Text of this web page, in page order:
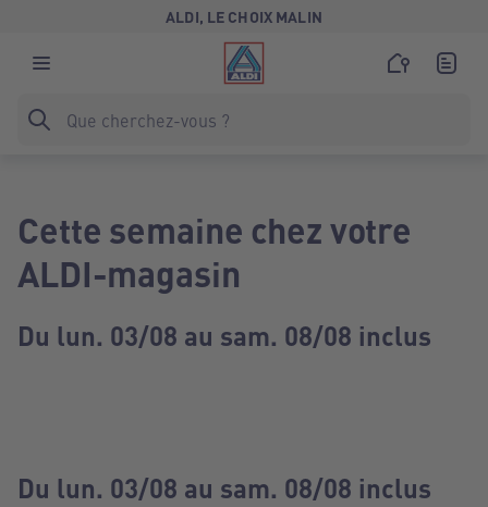
ALDI, LE CHOIX MALIN
Cette semaine chez votre
ALDI-magasin
Du lun. 03/08 au sam. 08/08 inclus
Du lun. 03/08 au sam. 08/08 inclus